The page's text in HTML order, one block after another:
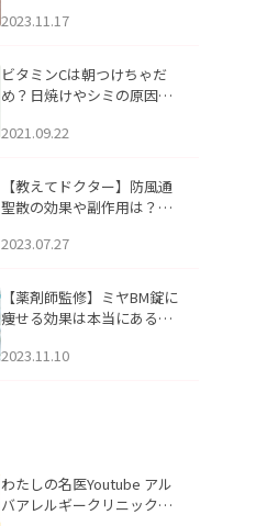
アについて
2023.11.17
ビタミンCは朝つけちゃだ
め？日焼けやシミの原因に
2021.09.22
【教えてドクター】防風通
聖散の効果や副作用は？長
2023.07.27
【薬剤師監修】ミヤBM錠に
痩せる効果は本当にある
2023.11.10
わたしの名医Youtube アル
バアレルギークリニック札